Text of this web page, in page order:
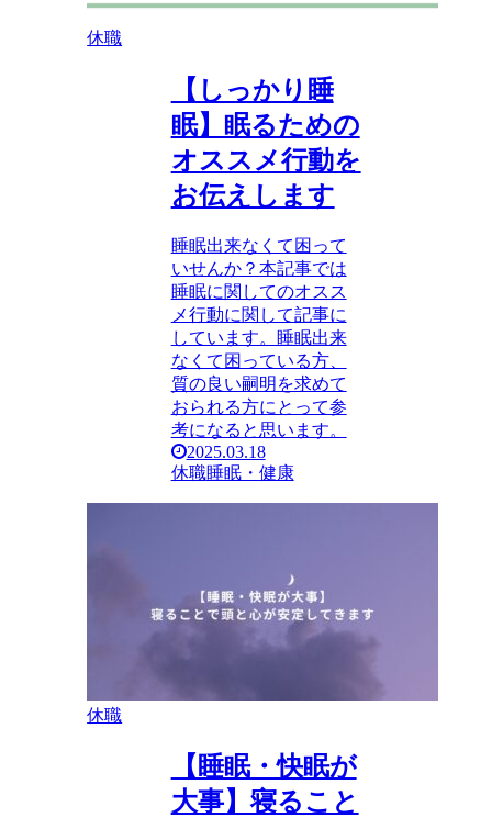
休職
【しっかり睡
眠】眠るための
オススメ行動を
お伝えします
睡眠出来なくて困って
いせんか？本記事では
睡眠に関してのオスス
メ行動に関して記事に
しています。睡眠出来
なくて困っている方、
質の良い嗣明を求めて
おられる方にとって参
考になると思います。
2025.03.18
休職睡眠・健康
休職
【睡眠・快眠が
大事】寝ること